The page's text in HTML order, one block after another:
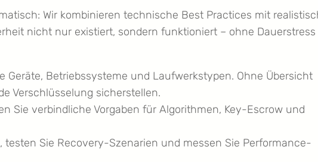
Wir kombinieren technische Best Practices mit
nicht nur existiert, sondern funktioniert – ohne
Geräte, Betriebssysteme und Laufwerkstypen. Ohne Übersicht
Verschlüsselung sicherstellen.
Sie verbindliche Vorgaben für Algorithmen, Key-Escrow und
testen Sie Recovery-Szenarien und messen Sie Performance-